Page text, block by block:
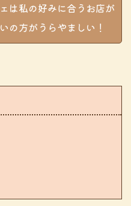
は私の好みに合うお店が
の方がうらやましい！